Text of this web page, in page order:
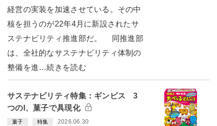
経営の実装を加速させている。その中
核を担うのが22年4月に新設されたサ
ステナビリティ推進部だ。 同推進部
は、全社的なサステナビリティ体制の
整備を進…続きを読む
サステナビリティ特集：ギンビス 3
つのI、菓子で具現化
菓子 特集 2026.06.30